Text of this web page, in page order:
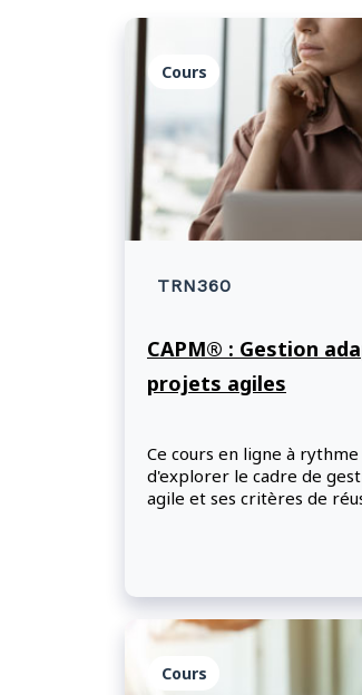
Cours
TRN360
CAPM® : Gestion
projets agiles
Ce cours en ligne à
d'explorer le cadre de
agile et ses critères de
Cours